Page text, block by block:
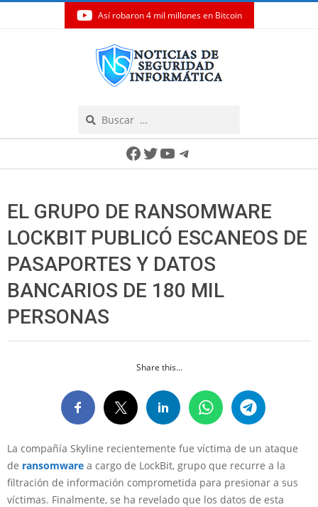
Así robaron 4 mil millones en Bitcoin
Facebook
Twitter
YouTube
Telegram
EL GRUPO DE RANSOMWARE
LOCKBIT PUBLICÓ ESCANEOS DE
PASAPORTES Y DATOS
BANCARIOS DE 180 MIL
PERSONAS
Share this...
La compañía Skyline recientemente fue víctima de un ataque
de ransomware a cargo de LockBit, grupo que recurre a la
filtración de información comprometida para presionar a sus
víctimas. Finalmente, se ha revelado que los datos de esta